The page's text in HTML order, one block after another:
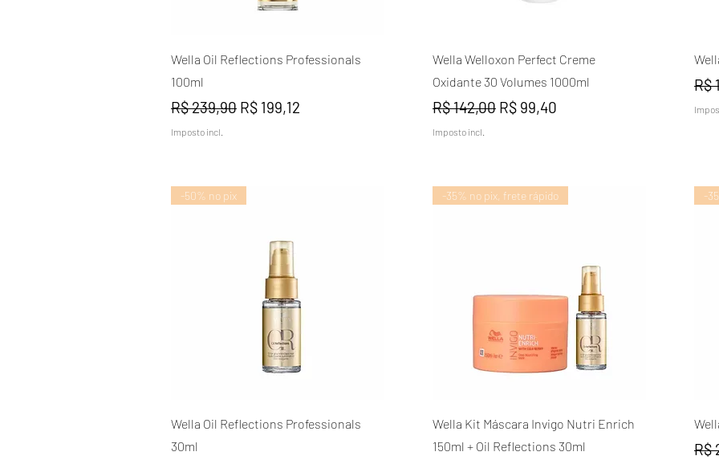
Visualização rápida
Wella Oil Reflections Professionals
100ml
Preço normal
R$ 239,90 Preço promocional
R$ 199,12
Imposto incl.
Visualização rápida
Wella Welloxon Perfect Creme
Oxidante 30 Volumes 1000ml
Preço normal
R$ 142,00 Preço promocional
R$ 99,40
Imposto incl.
R$
Visualização rápida
-50% no pix
Wella Oil Reflections Professionals
30ml
Visualização rápida
-35% no pix, frete rápido
Wella Kit Máscara Invigo Nutri Enrich
150ml + Oil Reflections 30ml
-
R$